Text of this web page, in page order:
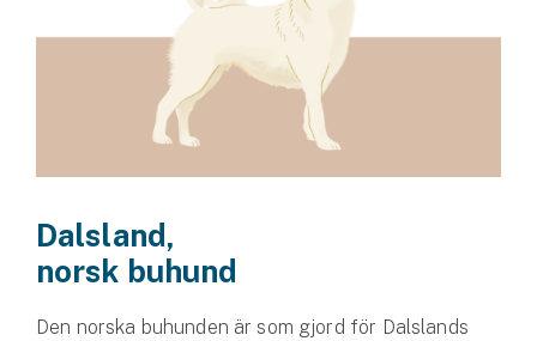
Dalsland,
norsk buhund
Den norska buhunden är som gjord för Dalslands